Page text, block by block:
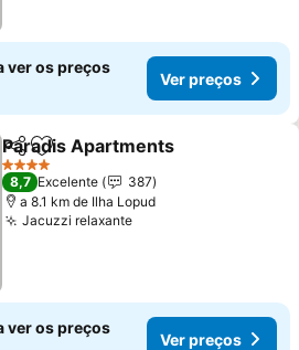
ver os preços
Ver preços
PartilharAdicionar aos favoritos
Paradis Apartments
4 Estrelas
8,7 Excelente
387
a 8.1 km de Ilha Lopud
Jacuzzi relaxante
ver os preços
Ver preços